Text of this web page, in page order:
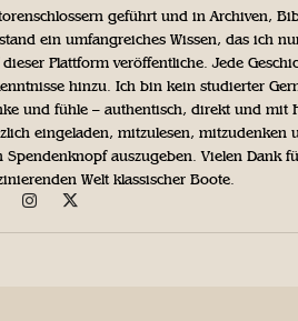
geführt und in Archiven,
ein umfangreiches Wissen, das ich
dieser Plattform veröffentliche. Jede
hinzu. Ich bin kein studierter
und fühle – authentisch, direkt und mit
eingeladen, mitzulesen, mitzudenken
Spendenknopf auszugeben. Vielen Dank
Welt klassischer Boote.